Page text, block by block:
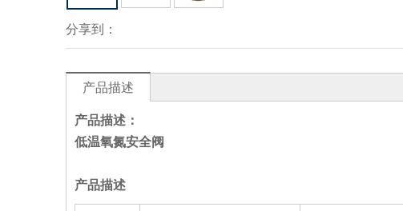
分享到：
产品描述
产品描述：
低温氧氮安全阀
产品描述